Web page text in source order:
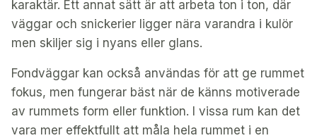
karaktär. Ett annat sätt är att arbeta ton i ton, där
väggar och snickerier ligger nära varandra i kulör
men skiljer sig i nyans eller glans.
Fondväggar kan också användas för att ge rummet
fokus, men fungerar bäst när de känns motiverade
av rummets form eller funktion. I vissa rum kan det
vara mer effektfullt att måla hela rummet i en